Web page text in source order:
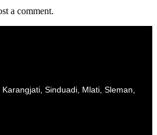
a comment.
Sinduadi, Mlati, Sleman,